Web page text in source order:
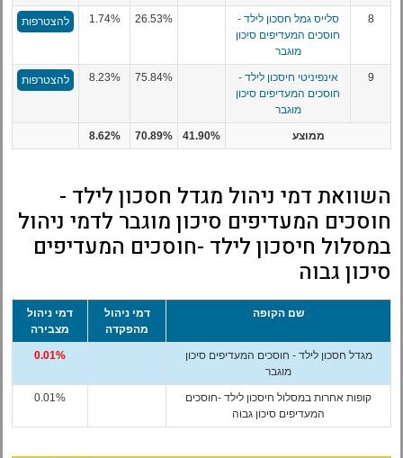
8
סלייס גמל חסכון לילד -
חוסכים המעדיפים סיכון
מוגבר
26.53%
1.74% להצטרפות
9
אינפיניטי חיסכון לילד -
חוסכים המעדיפים סיכון
מוגבר
75.84%
8.23% להצטרפות
ממוצע 41.90%
70.89%
8.62%
השוואת דמי ניהול מגדל חסכון לילד -
חוסכים המעדיפים סיכון מוגבר לדמי ניהול
במסלול חיסכון לילד -חוסכים המעדיפים
סיכון גבוה
שם הקופה
דמי ניהול
מהפקדה
דמי ניהול
מצבירה
מגדל חסכון לילד - חוסכים המעדיפים סיכון
מוגבר
0.01%
קופות אחרות במסלול חיסכון לילד -חוסכים
המעדיפים סיכון גבוה
0.01%